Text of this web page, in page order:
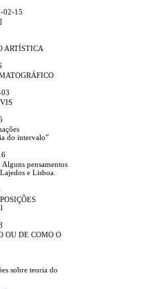
02-15
ARTÍSTICA
do intervalo”
pensamentos
e Lisboa.
OU DE COMO O
sobre teoria do